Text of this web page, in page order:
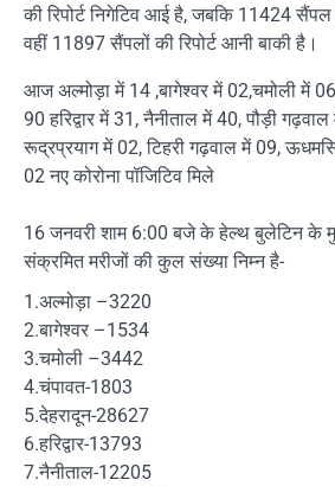
की रिपोर्ट निगेटिव आई है, जबकि 11424
वहीं 11897 सैंपलों की रिपोर्ट आनी बाकी है।
आज अल्मोड़ा में 14 ,बागेश्वर में 02,चमोली में
90 हरिद्वार में 31, नैनीताल में 40, पौड़ी
रूद्रप्रयाग में 02, टिहरी गढ़वाल में 09,
02 नए कोरोना पॉजिटिव मिले
16 जनवरी शाम 6:00 बजे के हेल्थ बुलेटिन के
संक्रमित मरीजों की कुल संख्या निम्न है-
1.अल्मोड़ा –3220
2.बागेश्वर –1534
3.चमोली –3442
4.चंपावत-1803
5.देहरादून-28627
6.हरिद्वार-13793
7.नैनीताल-12205